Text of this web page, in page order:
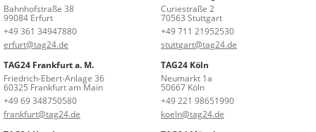
Bahnhofstraße 38
99084 Erfurt
+49 361 34947880
erfurt@tag24.de
Curiestraße 2
70563 Stuttgart
+49 711 21952530
stuttgart@tag24.de
TAG24 Frankfurt a. M.
Friedrich-Ebert-Anlage 36
60325 Frankfurt am Main
+49 69 348750580
frankfurt@tag24.de
TAG24 Köln
Neumarkt 1a
50667 Köln
+49 221 98651990
koeln@tag24.de